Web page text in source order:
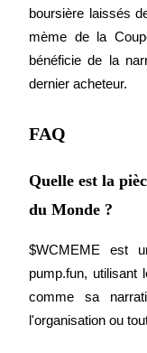
Affiliés Bitrue
Jusqu'à 65 % de
Invitez un ami
boursière laissés
mème de la
bénéficie de la
dernier acheteur.
FAQ
Quelle est la
du Monde ?
$WCMEME est
pump.fun, utilisant
comme sa
l'organisation ou